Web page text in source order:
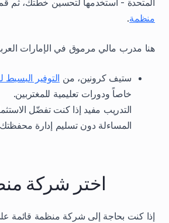
المتحدة - استخدمها لتحسين خطتك، ثم قم
منظمة.
هنا مدرب مالي مرموق في الإمارات
ستيف كرونين، منالتوفير البسيط
خاصاً ودورات تعليمية للمغتربين.
التدريب مفيد إذا كنت تفضّل
المساءلة دون تسليم إدارة
اختر شركة
إذا كنت بحاجة إلى شركة منظمة قائمة